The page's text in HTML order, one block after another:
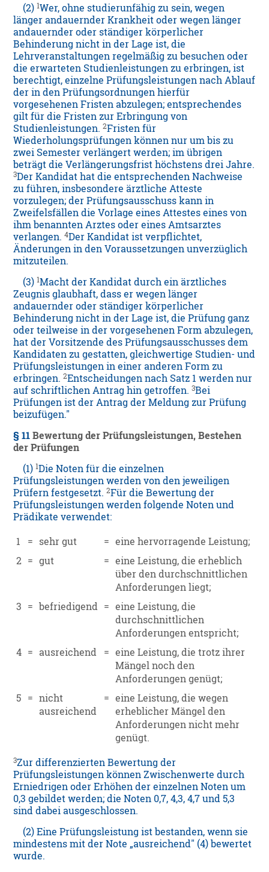
(2)1Wer, ohne studierunfähig zu sein, wegen
länger andauernder Krankheit oder wegen länger
andauernder oder ständiger körperlicher
Behinderung nicht in der Lage ist, die
Lehrveranstaltungen regelmäßig zu besuchen oder
die erwarteten Studienleistungen zu erbringen, ist
berechtigt, einzelne Prüfungsleistungen nach Ablauf
der in den Prüfungsordnungen hierfür
vorgesehenen Fristen abzulegen; entsprechendes
gilt für die Fristen zur Erbringung von
Studienleistungen.2Fristen für
Wiederholungsprüfungen können nur um bis zu
zwei Semester verlängert werden; im übrigen
beträgt die Verlängerungsfrist höchstens drei Jahre.
3Der Kandidat hat die entsprechenden Nachweise
zu führen, insbesondere ärztliche Atteste
vorzulegen; der Prüfungsausschuss kann in
Zweifelsfällen die Vorlage eines Attestes eines von
ihm benannten Arztes oder eines Amtsarztes
verlangen.4Der Kandidat ist verpflichtet,
Änderungen in den Voraussetzungen unverzüglich
mitzuteilen.
(3)1Macht der Kandidat durch ein ärztliches
Zeugnis glaubhaft, dass er wegen länger
andauernder oder ständiger körperlicher
Behinderung nicht in der Lage ist, die Prüfung ganz
oder teilweise in der vorgesehenen Form abzulegen,
hat der Vorsitzende des Prüfungsausschusses dem
Kandidaten zu gestatten, gleichwertige Studien- und
Prüfungsleistungen in einer anderen Form zu
erbringen.2Entscheidungen nach Satz 1 werden nur
auf schriftlichen Antrag hin getroffen.3Bei
Prüfungen ist der Antrag der Meldung zur Prüfung
beizufügen."
§ 11 Bewertung der Prüfungsleistungen, Bestehen
der Prüfungen
(1)1Die Noten für die einzelnen
Prüfungsleistungen werden von den jeweiligen
Prüfern festgesetzt.2Für die Bewertung der
Prüfungsleistungen werden folgende Noten und
Prädikate verwendet:
1 = sehr gut = eine hervorragende Leistung;
2 = gut = eine Leistung, die erheblich
über den durchschnittlichen
Anforderungen liegt;
3 = befriedigend = eine Leistung, die
durchschnittlichen
Anforderungen entspricht;
4 = ausreichend = eine Leistung, die trotz ihrer
Mängel noch den
Anforderungen genügt;
5 = nicht
ausreichend
= eine Leistung, die wegen
erheblicher Mängel den
Anforderungen nicht mehr
genügt.
3Zur differenzierten Bewertung der
Prüfungsleistungen können Zwischenwerte durch
Erniedrigen oder Erhöhen der einzelnen Noten um
0,3 gebildet werden; die Noten 0,7, 4,3, 4,7 und 5,3
sind dabei ausgeschlossen.
(2) Eine Prüfungsleistung ist bestanden, wenn sie
mindestens mit der Note „ausreichend" (4) bewertet
wurde.